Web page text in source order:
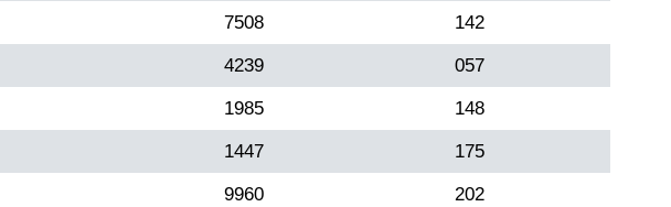
7508 142
4239 057
1985 148
1447 175
9960 202